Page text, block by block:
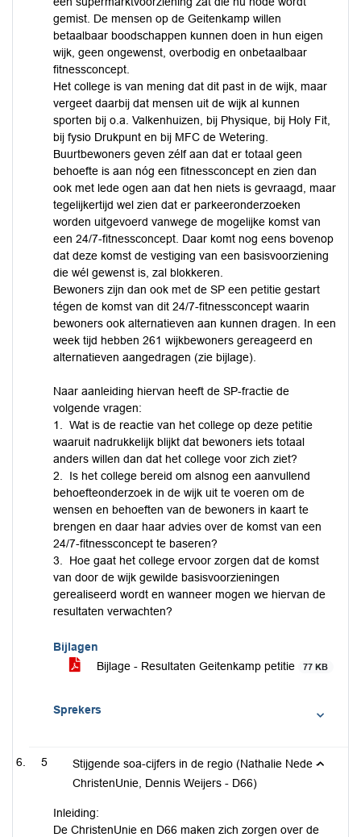
gemist. De mensen op de Geitenkamp willen
betaalbaar boodschappen kunnen doen in hun eigen
wijk, geen ongewenst, overbodig en onbetaalbaar
fitnessconcept.
Het college is van mening dat dit past in de wijk, maar
vergeet daarbij dat mensen uit de wijk al kunnen
sporten bij o.a. Valkenhuizen, bij Physique, bij Holy Fit,
bij fysio Drukpunt en bij MFC de Wetering.
Buurtbewoners geven zélf aan dat er totaal geen
behoefte is aan nóg een fitnessconcept en zien dan
ook met lede ogen aan dat hen niets is gevraagd, maar
tegelijkertijd wel zien dat er parkeeronderzoeken
worden uitgevoerd vanwege de mogelijke komst van
een 24/7-fitnessconcept. Daar komt nog eens bovenop
dat deze komst de vestiging van een basisvoorziening
die wél gewenst is, zal blokkeren.
Bewoners zijn dan ook met de SP een petitie gestart
tégen de komst van dit 24/7-fitnessconcept waarin
bewoners ook alternatieven aan kunnen dragen. In een
week tijd hebben 261 wijkbewoners gereageerd en
alternatieven aangedragen (zie bijlage).
Naar aanleiding hiervan heeft de SP-fractie de
volgende vragen:
1. Wat is de reactie van het college op deze petitie
waaruit nadrukkelijk blijkt dat bewoners iets totaal
anders willen dan dat het college voor zich ziet?
2. Is het college bereid om alsnog een aanvullend
behoefteonderzoek in de wijk uit te voeren om de
wensen en behoeften van de bewoners in kaart te
brengen en daar haar advies over de komst van een
24/7-fitnessconcept te baseren?
3. Hoe gaat het college ervoor zorgen dat de komst
van door de wijk gewilde basisvoorzieningen
gerealiseerd wordt en wanneer mogen we hiervan de
resultaten verwachten?
Bijlagen
Bijlage - Resultaten Geitenkamp petitie
77 KB
Sprekers
5
Stijgende soa-cijfers in de regio (Nathalie Nede -
ChristenUnie, Dennis Weijers - D66)
Inleiding:
De ChristenUnie en D66 maken zich zorgen over de